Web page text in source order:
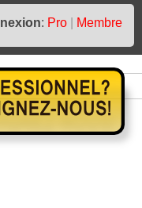
: Pro
Membre